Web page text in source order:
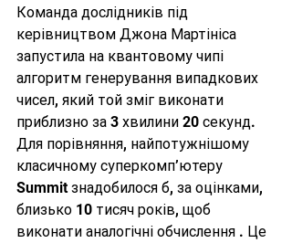
Команда дослідників під
керівництвом Джона Мартініса
запустила на квантовому чипі
алгоритм генерування випадкових
чисел, який той зміг виконати
приблизно за 3 хвилини 20 секунд.
Для порівняння, найпотужнішому
класичному суперкомп’ютеру
Summit знадобилося б, за оцінками,
близько 10 тисяч років, щоб
виконати аналогічні обчислення . Це